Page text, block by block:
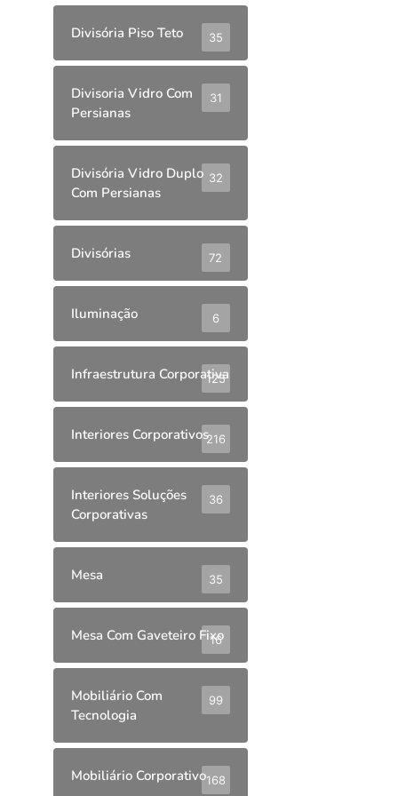
Divisória Piso Teto 35
Divisoria Vidro Com
Persianas
31
Divisória Vidro Duplo
Com Persianas
32
Divisórias 72
Iluminação 6
Infraestrutura Corporativa
125
Interiores Corporativos216
Interiores Soluções
Corporativas
36
Mesa 35
Mesa Com Gaveteiro Fixo
16
Mobiliário Com
Tecnologia
99
Mobiliário Corporativo168